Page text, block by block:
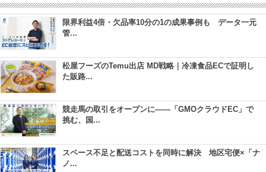
限界利益4倍・欠品率10分の1の成果事例も データ一元
管...
松屋フーズのTemu出店 MD戦略｜冷凍食品ECで証明し
た販路...
競走馬の取引をオープンに――「GMOクラウドEC」で
挑む、国...
スペース不足と配送コストを同時に解決 地区宅便×「ナ
ノ...